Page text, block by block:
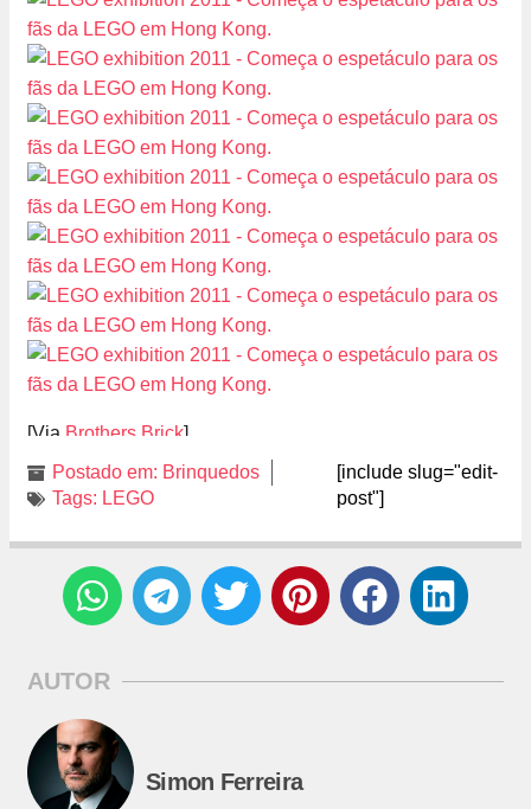
[Via Brothers Brick]
Postado em: Brinquedos
Tags: LEGO
[include slug="edit-
post"]
AUTOR
Simon Ferreira